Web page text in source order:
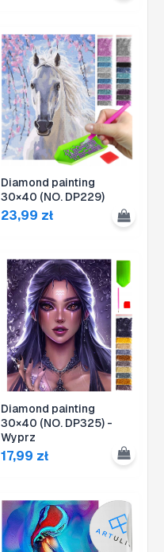
Diamond painting
30×40 (NO. DP229)
23,99 zł
Diamond painting
30×40 (NO. DP325) -
Wyprz
17,99 zł